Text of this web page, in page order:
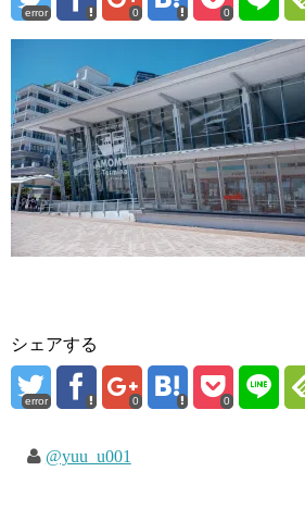
error 0 0
シェアする
error 0 0
@yuu_u001